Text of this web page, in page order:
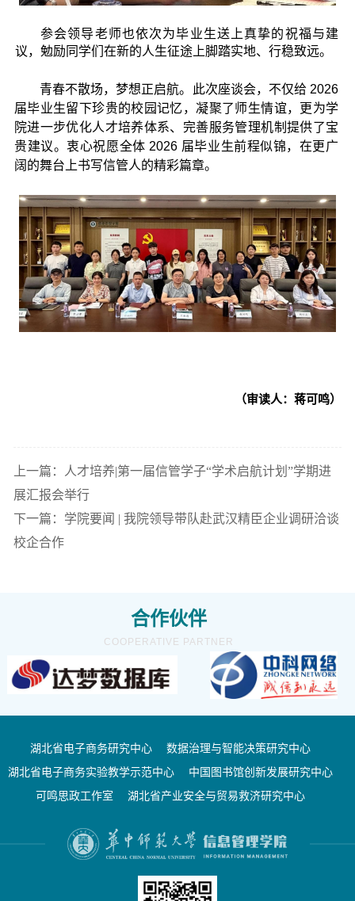
参会领导老师也依次为毕业生送上真挚的祝福与建
议，勉励同学们在新的人生征途上脚踏实地、行稳致远。
青春不散场，梦想正启航。此次座谈会，不仅给 2026
届毕业生留下珍贵的校园记忆，凝聚了师生情谊，更为学
院进一步优化人才培养体系、完善服务管理机制提供了宝
贵建议。衷心祝愿全体 2026 届毕业生前程似锦，在更广
阔的舞台上书写信管人的精彩篇章。
（审读人：蒋可鸣）
上一篇：人才培养|第一届信管学子“学术启航计划”学期进
展汇报会举行
下一篇：学院要闻 | 我院领导带队赴武汉精臣企业调研洽谈
校企合作
合作伙伴
COOPERATIVE PARTNER
湖北省电子商务研究中心
数据治理与智能决策研究中心
湖北省电子商务实验教学示范中心
中国图书馆创新发展研究中心
可鸣思政工作室
湖北省产业安全与贸易救济研究中心